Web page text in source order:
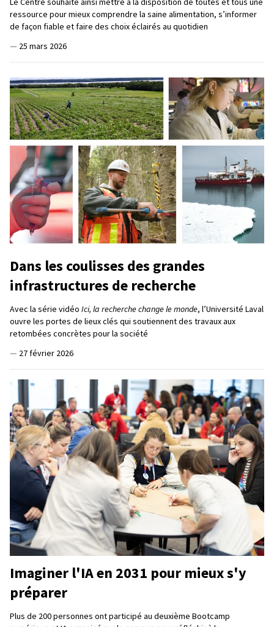
ressource pour mieux comprendre la saine alimentation, s’informer
de façon fiable et faire des choix éclairés au quotidien
— 25 mars 2026
Dans les coulisses des grandes
infrastructures de recherche
Avec la série vidéo Ici, la recherche change le monde, l’Université Laval
ouvre les portes de lieux clés qui soutiennent des travaux aux
retombées concrètes pour la société
— 27 février 2026
Imaginer l'IA en 2031 pour mieux s'y
préparer
Plus de 200 personnes ont participé au deuxième Bootcamp